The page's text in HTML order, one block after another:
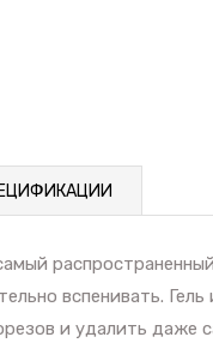
вспенивать.
и удалить даже